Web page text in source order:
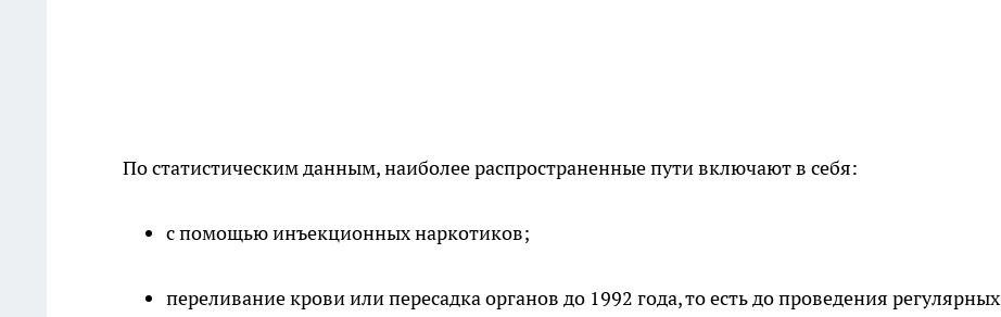
По статистическим данным, наиболее распространенные пути включают в себя:
с помощью инъекционных наркотиков;
переливание крови или пересадка органов до 1992 года, то есть до проведения регулярных